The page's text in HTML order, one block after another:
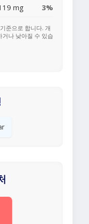
mg 3%
준으로 합니다. 개
나 낮아질 수 있습